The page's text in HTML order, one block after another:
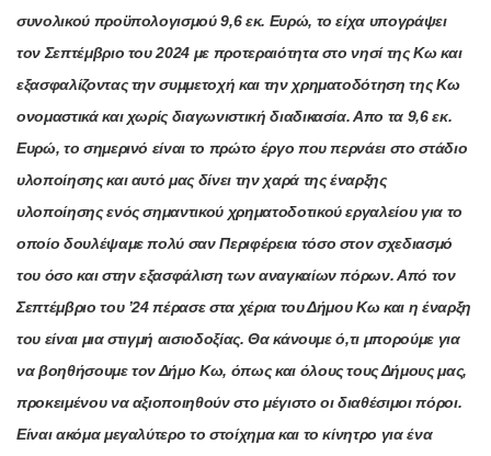
συνολικού προϋπολογισμού 9,6 εκ. Ευρώ, το είχα υπογράψει
τον Σεπτέμβριο του 2024 με προτεραιότητα στο νησί της Κω και
εξασφαλίζοντας την συμμετοχή και την χρηματοδότηση της Κω
ονομαστικά και χωρίς διαγωνιστική διαδικασία. Απο τα 9,6 εκ.
Ευρώ, το σημερινό είναι το πρώτο έργο που περνάει στο στάδιο
υλοποίησης και αυτό μας δίνει την χαρά της έναρξης
υλοποίησης ενός σημαντικού χρηματοδοτικού εργαλείου για το
οποίο δουλέψαμε πολύ σαν Περιφέρεια τόσο στον σχεδιασμό
του όσο και στην εξασφάλιση των αναγκαίων πόρων. Από τον
Σεπτέμβριο του ’24 πέρασε στα χέρια του Δήμου Κω και η έναρξη
του είναι μια στιγμή αισιοδοξίας. Θα κάνουμε ό,τι μπορούμε για
να βοηθήσουμε τον Δήμο Κω, όπως και όλους τους Δήμους μας,
προκειμένου να αξιοποιηθούν στο μέγιστο οι διαθέσιμοι πόροι.
Είναι ακόμα μεγαλύτερο το στοίχημα και το κίνητρο για ένα